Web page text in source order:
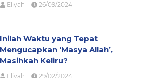
Eliyah 26/09/2024
Inilah Waktu yang Tepat
Mengucapkan ‘Masya Allah’,
Masihkah Keliru?
Eliyah 29/02/2024